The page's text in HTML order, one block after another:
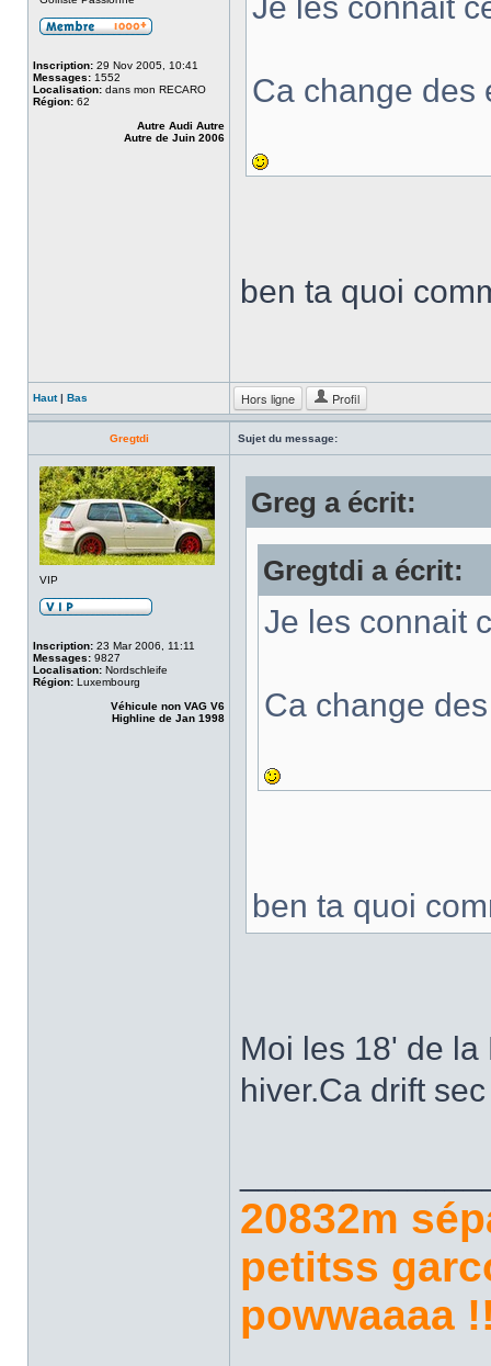
Inscription: 29 Nov 2005, 10:41
Messages: 1552
Localisation: dans mon RECARO
Région: 62
Autre Audi Autre
Autre de Juin 2006
Ca change des
ben ta quoi
Haut| Bas Hors ligne Profil
Gregtdi Sujet du message:
VIP
Inscription: 23 Mar 2006, 11:11
Messages: 9827
Localisation: Nordschleife
Région: Luxembourg
Véhicule non VAG V6
Highline de Jan 1998
Greg a écrit:
Gregtdi a écrit:
Je les connait
Ca change
ben ta quoi
Moi les 18' de
hiver.Ca drift
20832m
petitss
powwaaaa